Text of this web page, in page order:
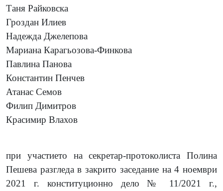
Таня Райковска
Гроздан Илиев
Надежда Джелепова
Мариана Карагьозова-Финкова
Павлина Панова
Константин Пенчев
Атанас Семов
Филип Димитров
Красимир Влахов
при участието на секретар-протоколиста Полина
Пешева разгледа в закрито заседание на 4 ноември
2021 г. конституционно дело № 11/2021 г.,